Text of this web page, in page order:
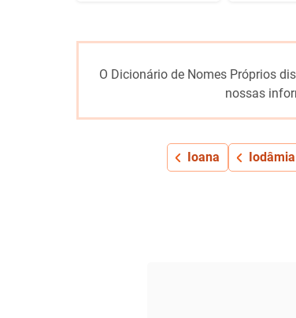
O Dicionário de Nomes Próprios
nossas
Ioana Iodâmia